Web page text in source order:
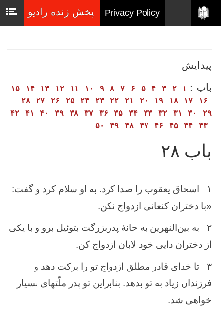
پخش زنده رادیو Privacy Policy
پیدایش
باب : ۱ ۲ ۳ ۴ ۵ ۶ ۷ ۸ ۹ ۱۰ ۱۱ ۱۲ ۱۳ ۱۴
۱۵
۱۶
۱۷ ۱۸ ۱۹ ۲۰ ۲۱ ۲۲ ۲۳ ۲۴ ۲۵ ۲۶ ۲۷
۲۸
۲۹
۳۰ ۳۱ ۳۲ ۳۳ ۳۴ ۳۵ ۳۶ ۳۷ ۳۸ ۳۹ ۴۰ ۴۱
۴۲
۴۳
۴۴ ۴۵ ۴۶ ۴۷ ۴۸ ۴۹ ۵۰
باب ۲۸
۱
اسحاق ‌یعقوب ‌را صدا كرد. به او سلام كرد و گفت‌:
«با دختران‌ كنعانی ازدواج‌ نكن‌.
۲
به ‌بین‌النهرین ‌به ‌خانهٔ پدربزرگت‌ بتوئیل‌ برو و با یكی
از دختران دایی خود لابان‌ ازدواج ‌كن‌.
۳
تا خدای قادر مطلق ‌ازدواج‌ تو را بركت ‌دهد و
فرزندان‌ زیاد به ‌تو بدهد. بنابراین‌ تو پدر ملّتهای بسیار
خواهی شد.